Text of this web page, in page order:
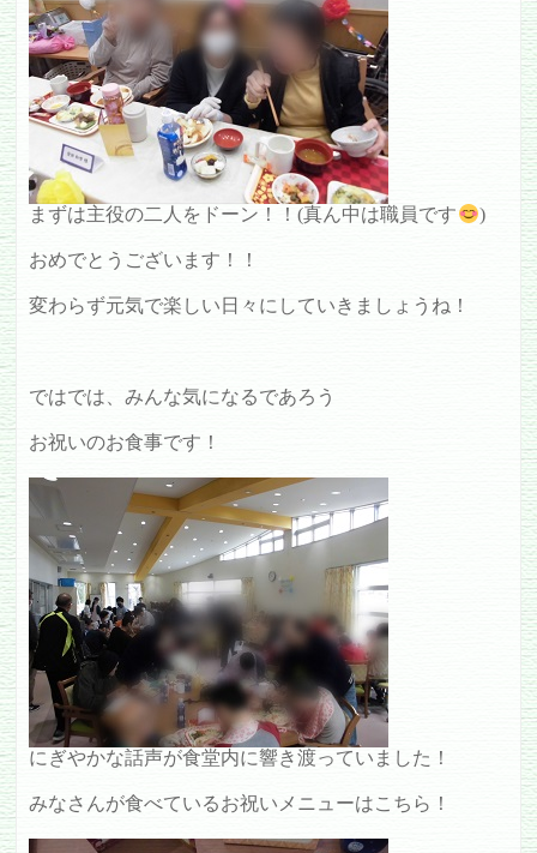
まずは主役の二人をドーン！！(真ん中は職員です )
おめでとうございます！！
変わらず元気で楽しい日々にしていきましょうね！
ではでは、みんな気になるであろう
お祝いのお食事です！
にぎやかな話声が食堂内に響き渡っていました！
みなさんが食べているお祝いメニューはこちら！